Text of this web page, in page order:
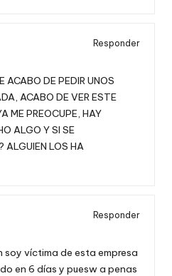
Responder
ACABO DE PEDIR UNOS
ACABO DE VER ESTE
ME PREOCUPE, HAY
ALGO Y SI SE
ALGUIEN LOS HA
Responder
soy víctima de esta empresa
en 6 días y puesw a penas